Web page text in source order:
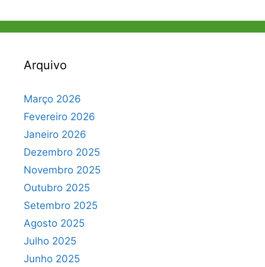
Arquivo
Março 2026
Fevereiro 2026
Janeiro 2026
Dezembro 2025
Novembro 2025
Outubro 2025
Setembro 2025
Agosto 2025
Julho 2025
Junho 2025